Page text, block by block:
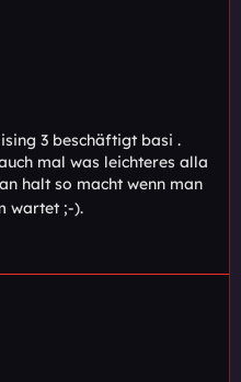
3 beschäftigt basi .
mal was leichteres alla
halt so macht wenn man
wartet ;-).